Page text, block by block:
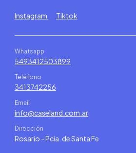
Instagram Tiktok
Whatsapp
5493412503899
Teléfono
3413742256
Email
info@caseland.com.ar
Dirección
Rosario - Pcia. de Santa Fe